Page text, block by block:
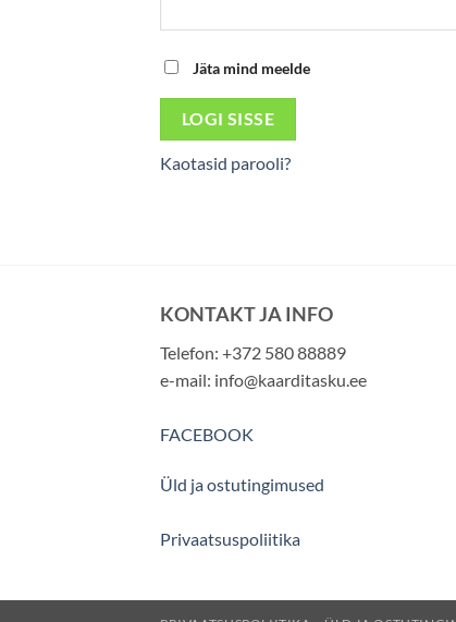
Jäta mind meelde
LOGI SISSE
Kaotasid parooli?
KONTAKT JA INFO
Telefon: +372 580 88889
e-mail: info@kaarditasku.ee
FACEBOOK
Üld ja ostutingimused
Privaatsuspoliitika